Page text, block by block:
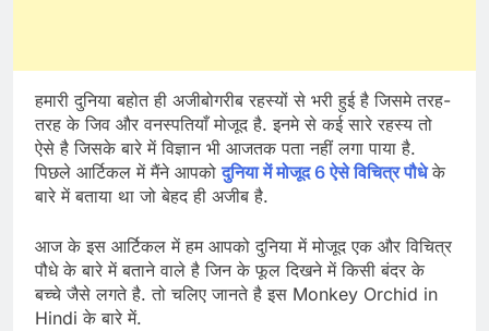
हमारी दुनिया बहोत ही अजीबोगरीब रहस्यों से भरी हुई है जिसमे तरह-
तरह के जिव और वनस्पतियाँ मोजूद है. इनमे से कई सारे रहस्य तो
ऐसे है जिसके बारे में विज्ञान भी आजतक पता नहीं लगा पाया है.
पिछले आर्टिकल में मैंने आपकोदुनिया में मोजूद 6 ऐसे विचित्र पौधेके
बारे में बताया था जो बेहद ही अजीब है.
आज के इस आर्टिकल में हम आपको दुनिया में मोजूद एक और विचित्र
पौधे के बारे में बताने वाले है जिन के फूल दिखने में किसी बंदर के
बच्चे जैसे लगते है. तो चलिए जानते है इस Monkey Orchid in
Hindi के बारे में.